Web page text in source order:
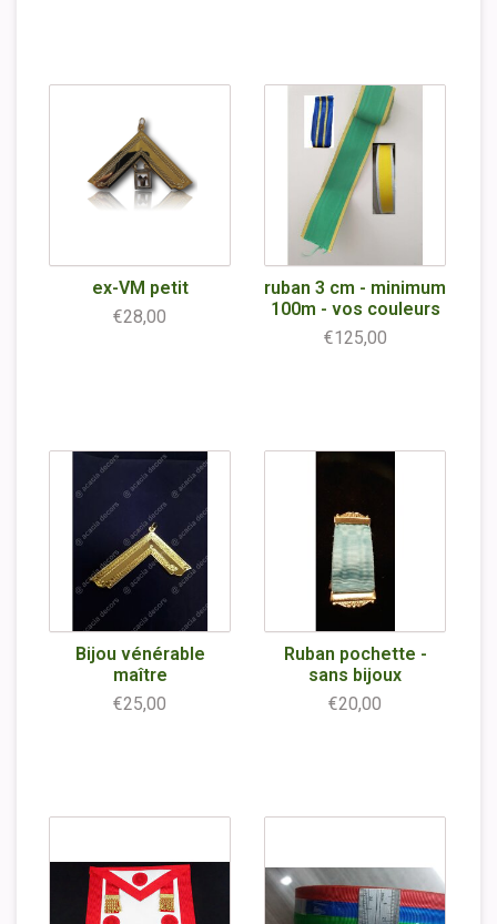
ex-VM petit
€28,00
ruban 3 cm - minimum
100m - vos couleurs
€125,00
Bijou vénérable
maître
€25,00
Ruban pochette -
sans bijoux
€20,00